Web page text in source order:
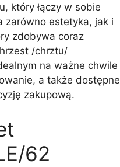
który łączy w sobie
zarówno estetyka, jak i
zdobywa coraz
/chrztu/
na ważne chwile
a także dostępne
zakupową.
62